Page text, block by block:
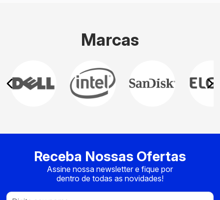
Marcas
Receba Nossas Ofertas
Assine nossa newsletter e fique por
dentro de todas as novidades!